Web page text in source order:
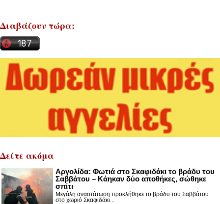
Διαβάζουν τώρα:
Δείτε ακόμα
Αργολίδα: Φωτιά στο Σκαφιδάκι το βράδυ του
Σαββάτου – Κάηκαν δύο αποθήκες, σώθηκε
σπίτι
Μεγάλη αναστάτωση προκλήθηκε το βράδυ του Σαββάτου
στο χωριό Σκαφιδάκι...